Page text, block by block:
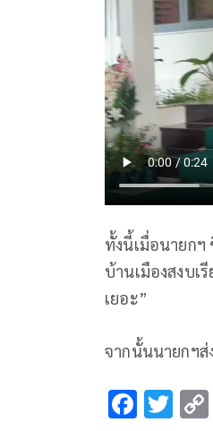
ทั้งนี้เมื่อนายกฯ
บ้านเมืองสงบเ
เยอะ”
จากนั้นนายกฯ
F T